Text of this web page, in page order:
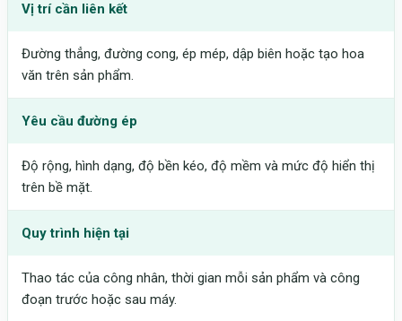
Vị trí cần liên kết
Đường thẳng, đường cong, ép mép, dập biên hoặc tạo hoa
văn trên sản phẩm.
Yêu cầu đường ép
Độ rộng, hình dạng, độ bền kéo, độ mềm và mức độ hiển thị
trên bề mặt.
Quy trình hiện tại
Thao tác của công nhân, thời gian mỗi sản phẩm và công
đoạn trước hoặc sau máy.